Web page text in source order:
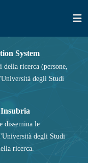
System
della ricerca (persone,
degli Studi
dissemina le
degli Studi
ricerca.